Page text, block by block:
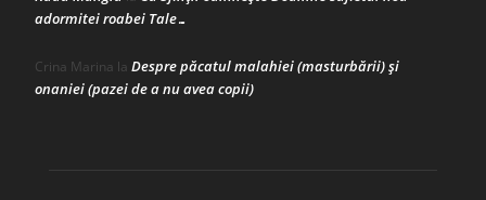
adormitei roabei Tale…
Crina Marina la Despre păcatul malahiei (masturbării) şi
onaniei (pazei de a nu avea copii)